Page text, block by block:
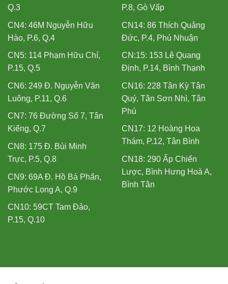
Q.3
CN4: 46M Nguyễn Hữu
Hào, P.6, Q.4
CN5: 114 Phạm Hữu Chí,
P.15, Q.5
CN6: 249 Đ. Nguyễn Văn
Luông, P.11, Q.6
CN7: 76 Đường Số 7, Tân
Kiểng, Q.7
CN8: 175 Đ. Bùi Minh
Trực, P.5, Q.8
CN9: 69A Đ. Hồ Bá Phấn,
Phước Long A, Q.9
CN10: 59CT Tam Đảo,
P.15, Q.10
P.8, Gò Vấp
CN14: 86 Thích Quảng
Đức, P.4, Phú Nhuận
CN:15: 153 Lê Quang
Định, P.14, Bình Thạnh
CN16: 228 Tân Kỳ Tân
Quý, Tân Sơn Nhì, Tân
Phú
CN17: 12 Hoàng Hoa
Thám, P.12, Tân Bình
CN18: 290 Ấp Chiến
Lược, Bình Hưng Hoà A,
Bình Tân